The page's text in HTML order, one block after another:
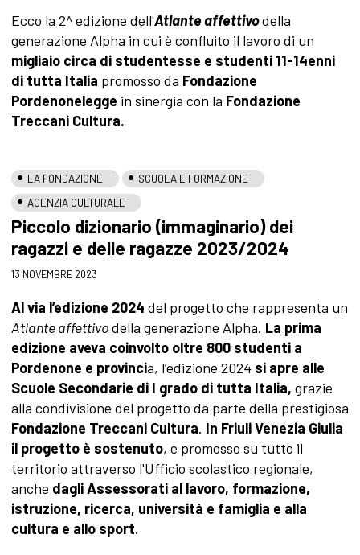
Ecco la 2^ edizione dell'Atlante affettivodella
generazione Alpha in cui è confluito il lavoro di un
migliaio circa di studentesse e studenti 11-14enni
di tutta Italia promosso da Fondazione
Pordenonelegge in sinergia con la Fondazione
Treccani Cultura.
LA FONDAZIONE
SCUOLA E FORMAZIONE
AGENZIA CULTURALE
Piccolo dizionario (immaginario) dei
ragazzi e delle ragazze 2023/2024
13 NOVEMBRE 2023
Al via l’edizione 2024 del progetto che rappresenta un
Atlante affettivodella generazione Alpha. La prima
edizione aveva coinvolto oltre 800 studenti a
Pordenone e provincia, l’edizione 2024si apre alle
Scuole Secondarie di I grado di tutta Italia, grazie
alla condivisione del progetto da parte della prestigiosa
Fondazione Treccani Cultura. In Friuli Venezia Giulia
il progetto è sostenuto, e promosso su tutto il
territorio attraverso l'Ufficio scolastico regionale,
anche dagli Assessorati al lavoro, formazione,
istruzione, ricerca, università e famiglia e alla
cultura e allo sport.